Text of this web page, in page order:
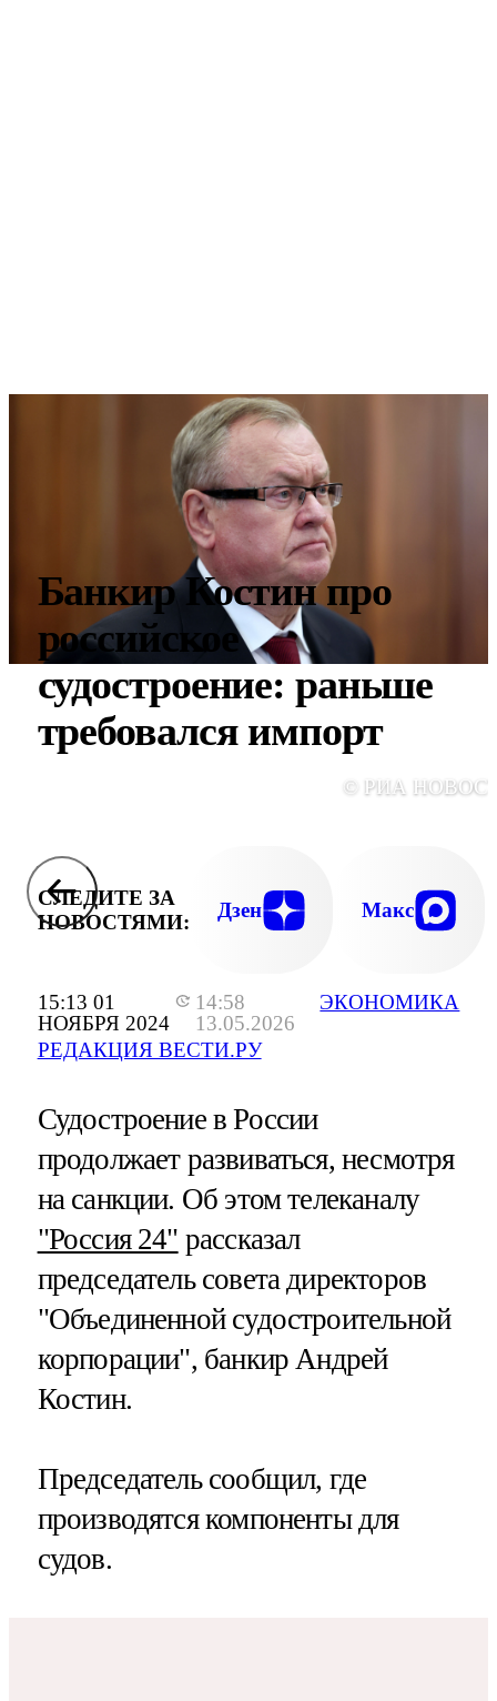
15:13 01
НОЯБРЯ 2024
14:58
13.05.2026
РЕДАКЦИЯ ВЕСТИ.РУ
ЭКОНОМИКА
Банкир Костин про
российское
судостроение: раньше
требовался импорт
© РИА
СЛЕДИТЕ ЗА
НОВОСТЯМИ:
Дзен Макс
Судостроение в России
продолжает развиваться, несмотря
на санкции. Об этом телеканалу
"Россия 24" рассказал
председатель совета директоров
"Объединенной судостроительной
корпорации", банкир Андрей
Костин.
Председатель сообщил, где
производятся компоненты для
судов.